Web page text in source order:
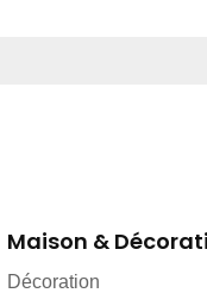
Maison &
Décoration